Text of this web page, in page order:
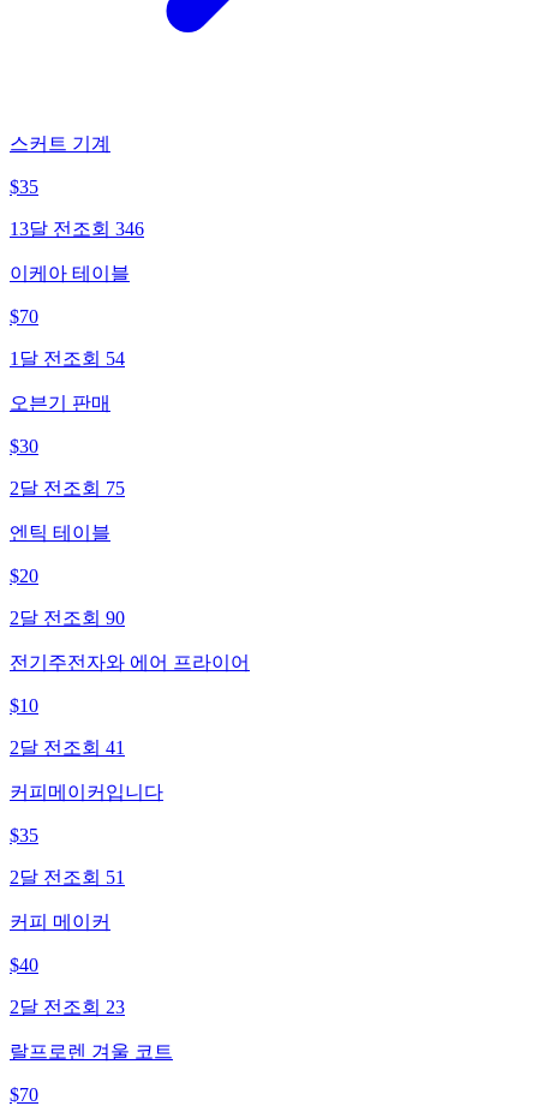
스커트 기계
$35
13달 전 조회 346
이케아 테이블
$70
1달 전 조회 54
오븐기 판매
$30
2달 전 조회 75
엔틱 테이블
$20
2달 전 조회 90
전기주전자와 에어 프라이어
$10
2달 전 조회 41
커피메이커입니다
$35
2달 전 조회 51
커피 메이커
$40
2달 전 조회 23
랄프로렌 겨울 코트
$70